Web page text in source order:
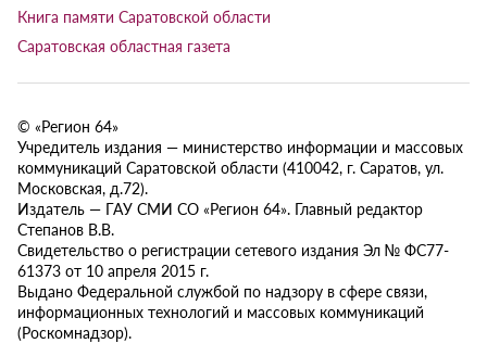
Книга памяти Саратовской области
Саратовская областная газета
© «Регион 64»
Учредитель издания — министерство информации и массовых
коммуникаций Саратовской области (410042, г. Саратов, ул.
Московская, д.72).
Издатель — ГАУ СМИ СО «Регион 64». Главный редактор
Степанов В.В.
Свидетельство о регистрации сетевого издания Эл № ФС77-
61373 от 10 апреля 2015 г.
Выдано Федеральной службой по надзору в сфере связи,
информационных технологий и массовых коммуникаций
(Роскомнадзор).